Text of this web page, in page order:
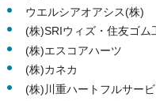
ウエルシアオアシス(株)
(株)SRIウィズ・住友ゴム
(株)エスコアハーツ
(株)カネカ
(株)川重ハートフルサービ